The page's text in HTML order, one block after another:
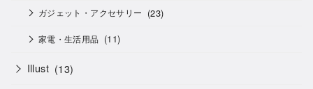
ガジェット・アクセサリー (23)
家電・生活用品 (11)
Illust (13)